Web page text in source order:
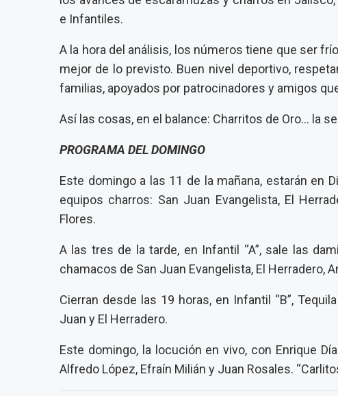
e Infantiles.
A la hora del análisis, los números tiene que ser
mejor de lo previsto. Buen nivel deportivo,
familias, apoyados por patrocinadores y amigos
Así las cosas, en el balance: Charritos de Oro… la
PROGRAMA DEL DOMINGO
Este domingo a las 11 de la mañana, estarán en
equipos charros: San Juan Evangelista, El
Flores.
A las tres de la tarde, en Infantil “A”, sale las
chamacos de San Juan Evangelista, El Herradero,
Cierran desde las 19 horas, en Infantil “B”,
Juan y El Herradero.
Este domingo, la locución en vivo, con Enrique
Alfredo López, Efraín Milián y Juan Rosales.